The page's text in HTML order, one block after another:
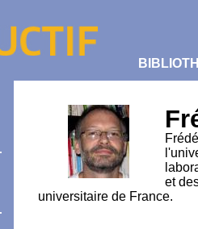
et
universitaire de France.